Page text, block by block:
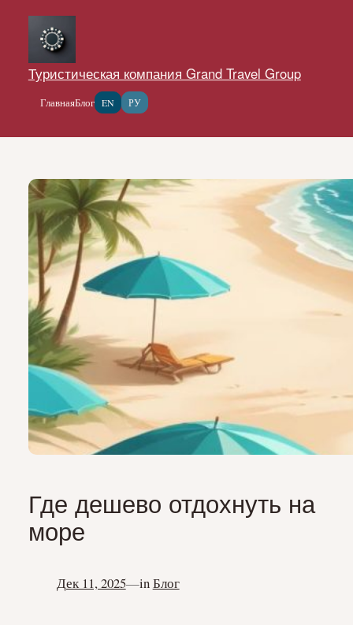
содержимому
Туристическая компания Grand Travel Group
ГлавнаяБлог EN РУ
Где дешево отдохнуть на
море
Дек 11, 2025—inБлог